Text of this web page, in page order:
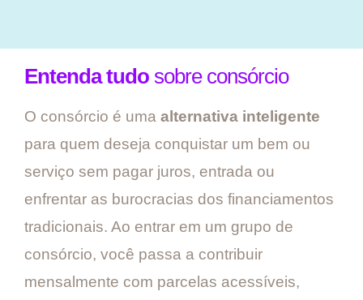
Entenda tudo sobre consórcio
O consórcio é uma alternativa inteligente
para quem deseja conquistar um bem ou
serviço sem pagar juros, entrada ou
enfrentar as burocracias dos financiamentos
tradicionais. Ao entrar em um grupo de
consórcio, você passa a contribuir
mensalmente com parcelas acessíveis,